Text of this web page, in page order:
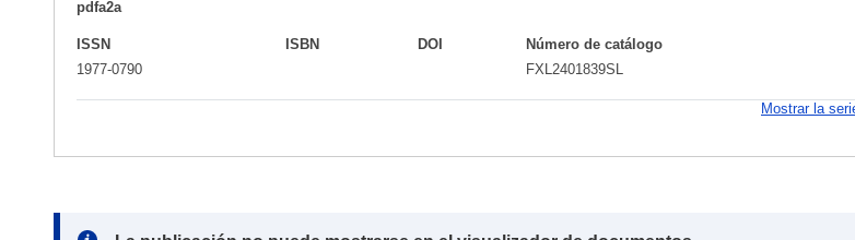
pdfa2a
ISSN
1977-0790
ISBN DOI
Número de catálogo
FXL2401839SL
Mostrar la